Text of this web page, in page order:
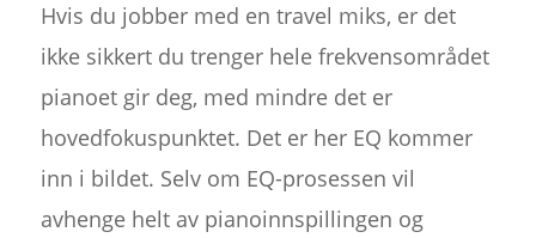
Hvis du jobber med en travel miks, er det
ikke sikkert du trenger hele frekvensområdet
pianoet gir deg, med mindre det er
hovedfokuspunktet. Det er her EQ kommer
inn i bildet. Selv om EQ-prosessen vil
avhenge helt av pianoinnspillingen og